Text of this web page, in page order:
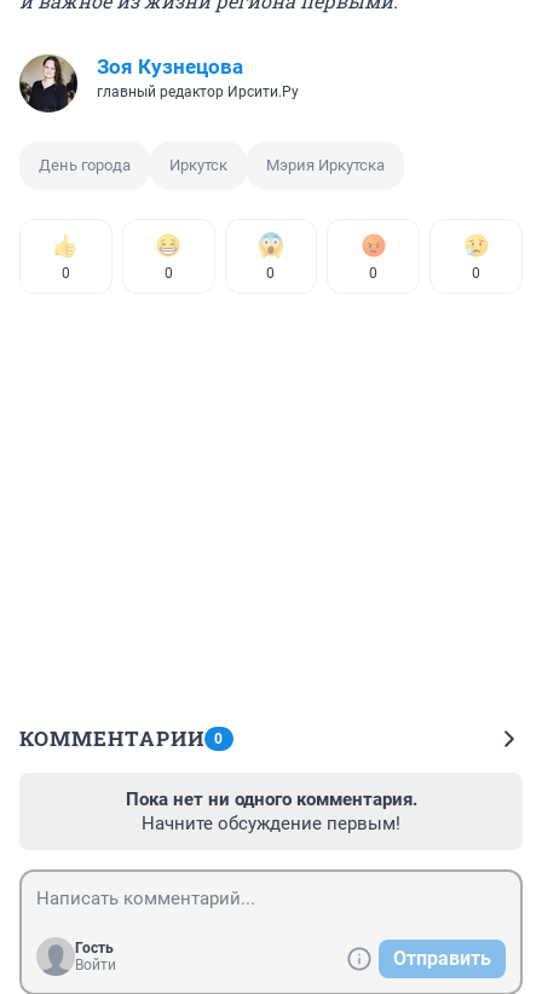
Зоя Кузнецова
главный редактор Ирсити.Ру
День города Иркутск Мэрия Иркутска
0 0 0 0 0
КОММЕНТАРИИ 0
Пока нет ни одного комментария.
Начните обсуждение первым!
Гость
Войти
Отправить